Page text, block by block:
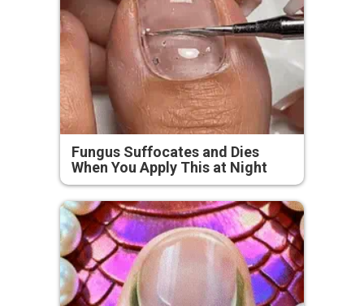
Fungus Suffocates and Dies
When You Apply This at Night